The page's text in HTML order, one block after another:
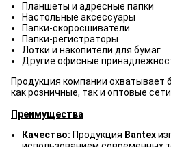
Планшеты и адресные папки
Настольные аксессуары
Папки-скоросшиватели
Папки-регистраторы
Лотки и накопители для бумаг
Другие офисные
Продукция компании охватывает
как розничные, так и оптовые сети.
Преимущества
Качество: Продукция Bantex